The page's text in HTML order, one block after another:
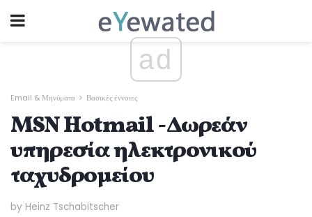
ad
Email & Μηνύματα Βασικές έννοιες
MSN Hotmail - Δωρεάν
υπηρεσία ηλεκτρονικού
ταχυδρομείου
by Heinz Tschabitscher